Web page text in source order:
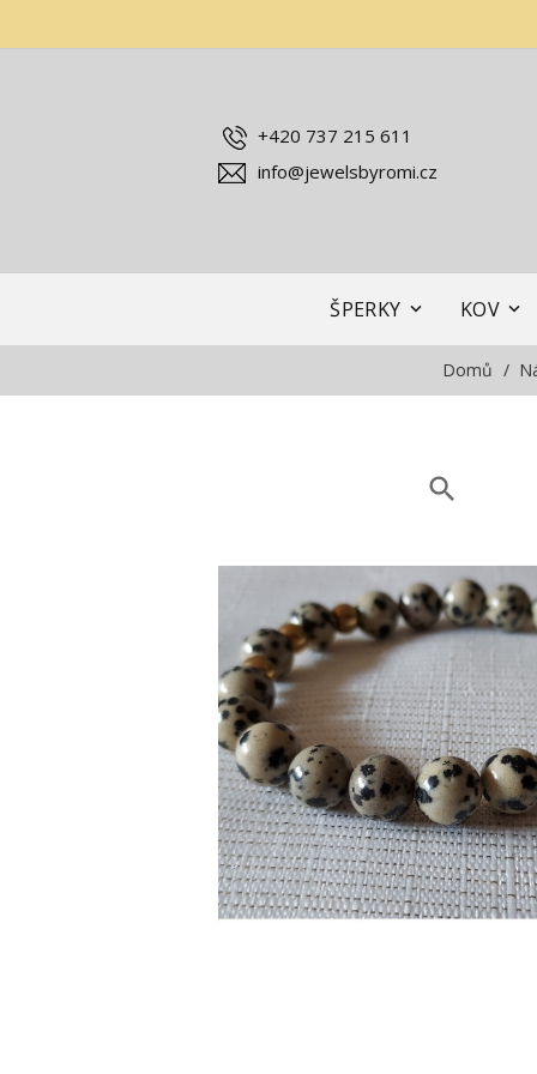
+420 737 215 611
info@jewelsbyromi.cz
ŠPERKY KOV
Domů
search